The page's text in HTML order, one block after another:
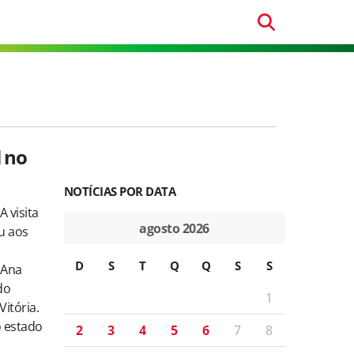
no
A visita
aos
estado
NOTÍCIAS POR DATA
agosto 2026
D S T Q Q S S
1
2
3 4 5 6 7
8